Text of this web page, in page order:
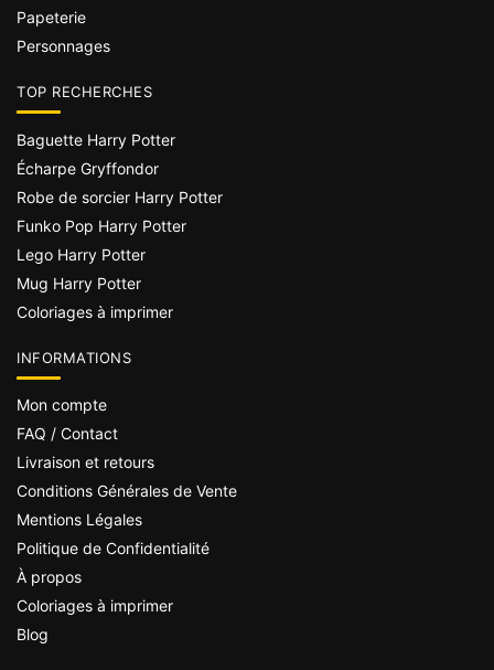
Papeterie
Personnages
TOP RECHERCHES
Baguette Harry Potter
Écharpe Gryffondor
Robe de sorcier Harry Potter
Funko Pop Harry Potter
Lego Harry Potter
Mug Harry Potter
Coloriages à imprimer
INFORMATIONS
Mon compte
FAQ / Contact
Livraison et retours
Conditions Générales de Vente
Mentions Légales
Politique de Confidentialité
À propos
Coloriages à imprimer
Blog